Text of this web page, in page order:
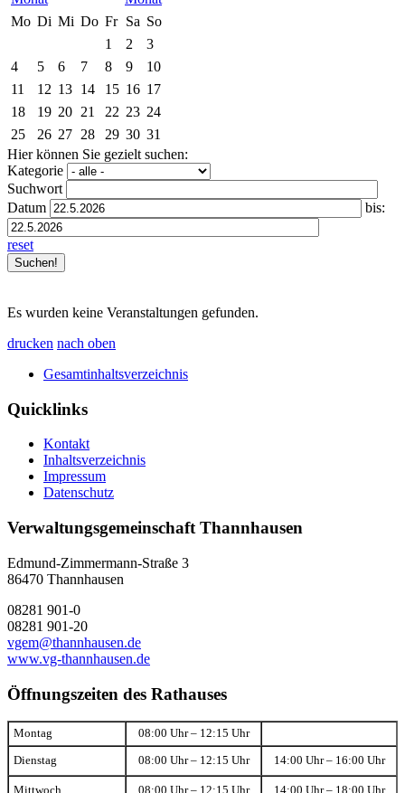
Mo Di Mi Do Fr Sa So
1
2
3
4
5 6 7 8 9
10
11
12 13 14 15 16 17
18
19 20 21 22 23 24
25
26 27 28 29 30 31
Hier können Sie gezielt suchen:
Kategorie
Suchwort
Datum
bis:
reset
Es wurden keine Veranstaltungen gefunden.
drucken nach oben
Gesamtinhaltsverzeichnis
Quicklinks
Kontakt
Inhaltsverzeichnis
Impressum
Datenschutz
Verwaltungsgemeinschaft Thannhausen
Edmund-Zimmermann-Straße 3
86470 Thannhausen
08281 901-0
08281 901-20
vgem@thannhausen.de
www.vg-thannhausen.de
Öffnungszeiten des Rathauses
Montag 08:00 Uhr – 12:15 Uhr
Dienstag 08:00 Uhr – 12:15 Uhr 14:00 Uhr – 16:00 Uhr